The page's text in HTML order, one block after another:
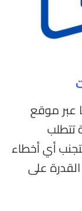
عبر موقع
تتطلب
أي أخطاء
على